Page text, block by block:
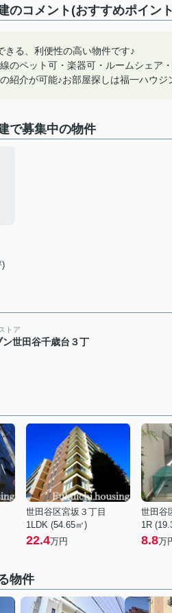
のコメント(おすすめポイン
きる、利便性の高い物件です♪
のペット可・楽器可・ルームシェア
の紹介が可能♪お部屋探しは福一ハウ
で募集中の物件
)
トア
世田谷千歳台３丁
世田谷区宮坂３丁目
1LDK (54.65㎡)
22.4万円
世田谷
1R
8.8万
物件